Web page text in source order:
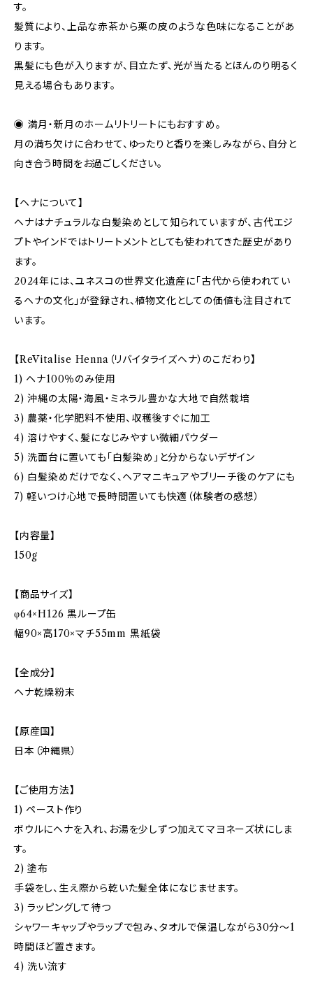
す。
髪質により、上品な赤茶から栗の皮のような色味になることがあ
ります。
黒髪にも色が入りますが、目立たず、光が当たるとほんのり明るく
見える場合もあります。
◉ 満月・新月のホームリトリートにもおすすめ。
月の満ち欠けに合わせて、ゆったりと香りを楽しみながら、自分と
向き合う時間をお過ごしください。
【ヘナについて】
ヘナはナチュラルな白髪染めとして知られていますが、古代エジ
プトやインドではトリートメントとしても使われてきた歴史があり
ます。
2024年には、ユネスコの世界文化遺産に「古代から使われてい
るヘナの文化」が登録され、植物文化としての価値も注目されて
います。
【ReVitalise Henna（リバイタライズヘナ）のこだわり】
1) ヘナ100％のみ使用
2) 沖縄の太陽・海風・ミネラル豊かな大地で自然栽培
3) 農薬・化学肥料不使用、収穫後すぐに加工
4) 溶けやすく、髪になじみやすい微細パウダー
5) 洗面台に置いても「白髪染め」と分からないデザイン
6) 白髪染めだけでなく、ヘアマニキュアやブリーチ後のケアにも
7) 軽いつけ心地で長時間置いても快適（体験者の感想）
【内容量】
150g
【商品サイズ】
φ64×H126 黒ループ缶
幅90×高170×マチ55mm 黒紙袋
【全成分】
ヘナ乾燥粉末
【原産国】
日本（沖縄県）
【ご使用方法】
1) ペースト作り
ボウルにヘナを入れ、お湯を少しずつ加えてマヨネーズ状にしま
す。
2) 塗布
手袋をし、生え際から乾いた髪全体になじませます。
3) ラッピングして待つ
シャワーキャップやラップで包み、タオルで保温しながら30分〜1
時間ほど置きます。
4) 洗い流す